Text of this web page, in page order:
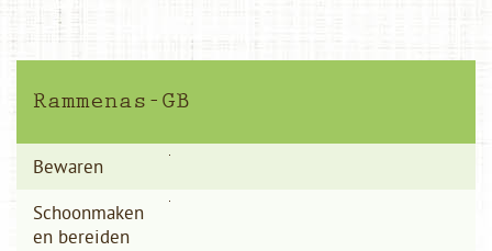
Rammenas-GB
Bewaren
Schoonmaken
en bereiden